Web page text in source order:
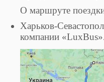
О маршруте
Харьков-
компании